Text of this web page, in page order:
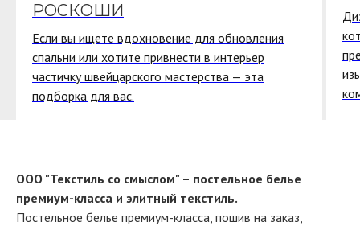
РОСКОШИ
Если вы ищете вдохновение для обновления
спальни или хотите привнести в интерьер
частичку швейцарского мастерства — эта
подборка для вас.
ООО "Текстиль со смыслом" – постельное белье
премиум-класса и элитный текстиль.
Постельное белье премиум-класса, пошив на заказ,